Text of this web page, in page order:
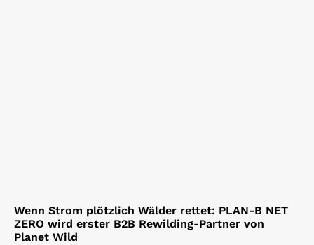
Wenn Strom plötzlich Wälder rettet: PLAN-B NET
ZERO wird erster B2B Rewilding-Partner von
Planet Wild